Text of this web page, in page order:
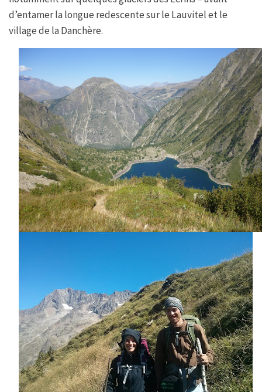
d’entamer la longue redescente sur le Lauvitel et le
village de la Danchère.